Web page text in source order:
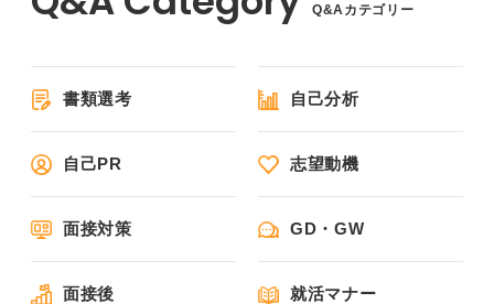
Q&Aカテゴリー
書類選考 自己分析
自己PR 志望動機
面接対策 GD・GW
面接後 就活マナー